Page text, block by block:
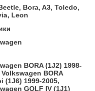
Bora, A3, Toledo,
Leon
BORA (1J2) 1998-
Volkswagen BORA
(1J6) 1999-2005,
GOLF IV (1J1)